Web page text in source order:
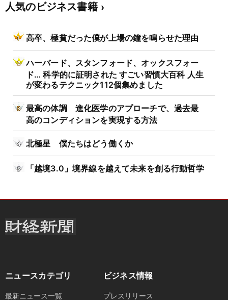
人気のビジネス書籍
高卒、極貧だった僕が上場の鐘を鳴らせた理由
ハーバード、スタンフォード、オックスフォー
ド… 科学的に証明された すごい習慣大百科 人生
が変わるテクニック112個集めました
最高の体調 進化医学のアプローチで、過去最
高のコンディションを実現する方法
北極星 僕たちはどう働くか
「越境3.0」境界線を越えて未来を創る行動哲学
ニュースカテゴリ
最新ニュース一覧
ビジネス情報
プレスリリース